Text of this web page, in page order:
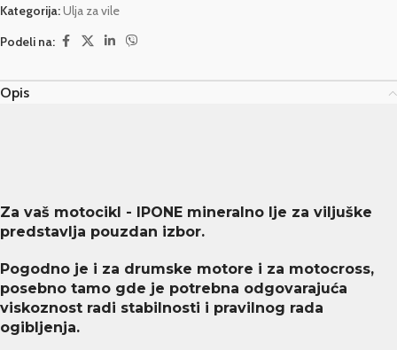
Kategorija:Ulja za vile
Podeli na:
Opis
Za vaš motocikl - IPONE mineralno lje za viljuške
predstavlja pouzdan izbor.
Pogodno je i za drumske motore i za motocross,
posebno tamo gde je potrebna odgovarajuća
viskoznost radi stabilnosti i pravilnog rada
ogibljenja.